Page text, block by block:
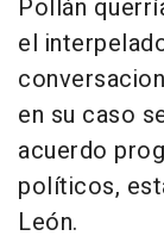
Pollán
el
en su caso
acuerdo
políticos,
León.